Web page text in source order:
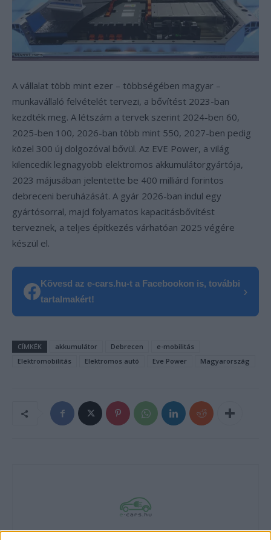
A vállalat több mint ezer – többségében magyar –
munkavállaló felvételét tervezi, a bővítést 2023-ban
kezdték meg. A létszám a tervek szerint 2024-ben 60,
2025-ben 100, 2026-ban több mint 550, 2027-ben pedig
közel 300 új dolgozóval bővül. Az EVE Power, a világ
kilencedik legnagyobb elektromos akkumulátorgyártója,
2023 májusában jelentette be 400 milliárd forintos
debreceni beruházását. A gyár 2026-ban indul egy
gyártósorral, majd folyamatos kapacitásbővítést
terveznek, a teljes építkezés várhatóan 2025 végére
készül el.
Kövesd az e-cars.hu-t a Facebookon is, további
tartalmakért!
›
CÍMKÉK akkumulátor Debrecen
e-mobilitás
Elektromobilitás
Elektromos autó Eve Power Magyarország